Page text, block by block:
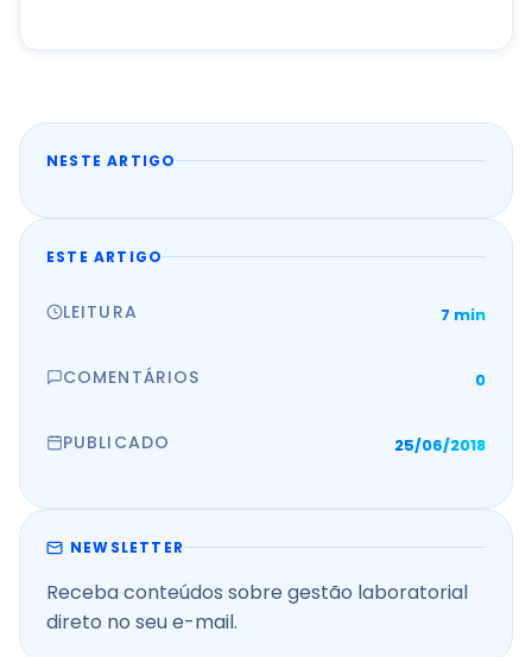
NESTE ARTIGO
ESTE ARTIGO
LEITURA 7 min
COMENTÁRIOS 0
PUBLICADO 25/06/2018
NEWSLETTER
Receba conteúdos sobre gestão laboratorial
direto no seu e-mail.